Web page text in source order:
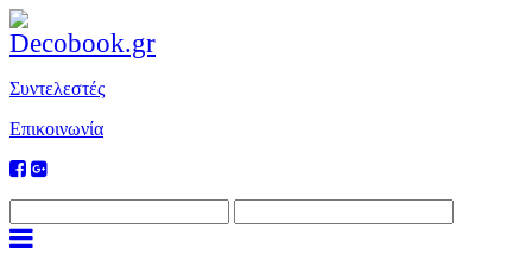
Συντελεστές
Επικοινωνία